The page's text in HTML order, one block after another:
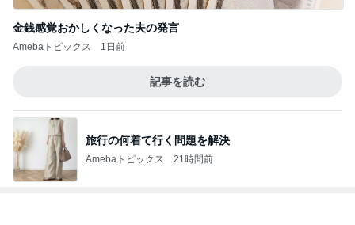
金銭感覚おかしくなった夫の発言
Amebaトピックス 1日前
記事を読む
旅行の何着て行く問題を解決
Amebaトピックス 21時間前